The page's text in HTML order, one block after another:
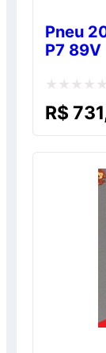
Pneu
P7 89V
Avaliação
R$